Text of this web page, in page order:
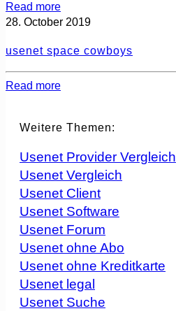
Read more
28. October 2019
usenet space cowboys
Read more
Weitere Themen:
Usenet Provider Vergleich
Usenet Vergleich
Usenet Client
Usenet Software
Usenet Forum
Usenet ohne Abo
Usenet ohne Kreditkarte
Usenet legal
Usenet Suche